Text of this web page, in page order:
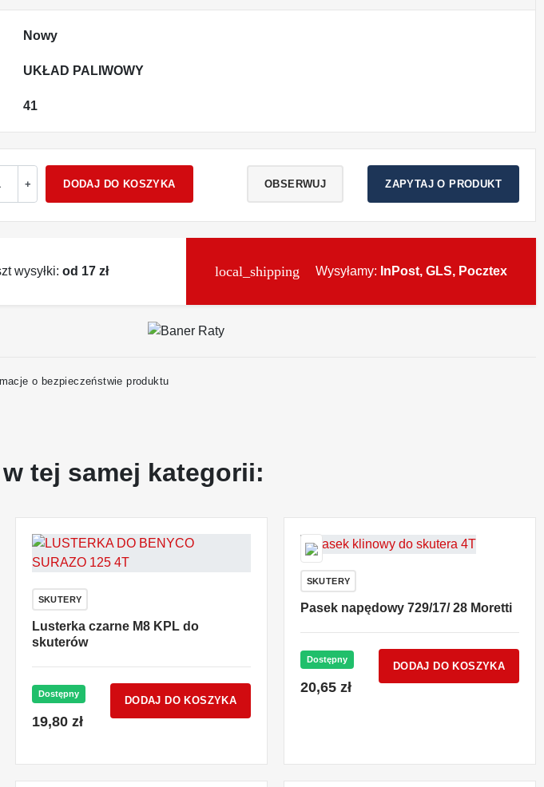
Nowy
UKŁAD PALIWOWY
41
+ DODAJ DO KOSZYKA OBSERWUJ ZAPYTAJ O PRODUKT
wysyłki: od 17 zł local_shipping Wysyłamy: InPost, GLS, Pocztex
o bezpieczeństwie produktu
tej samej kategorii:
SKUTERY
Lusterka czarne M8 KPL do
skuterów
Dostępny
19,80 zł
DODAJ DO KOSZYKA
SKUTERY
Pasek napędowy 729/17/ 28 Moretti
Dostępny
20,65 zł
DODAJ DO KOSZYKA